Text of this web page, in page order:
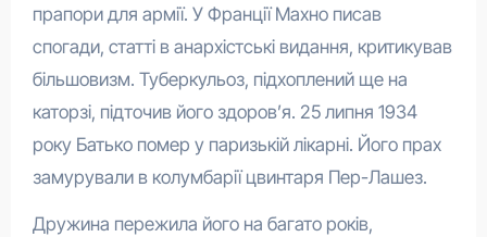
прапори для армії. У Франції Махно писав
спогади, статті в анархістські видання, критикував
більшовизм. Туберкульоз, підхоплений ще на
каторзі, підточив його здоров’я. 25 липня 1934
року Батько помер у паризькій лікарні. Його прах
замурували в колумбарії цвинтаря Пер-Лашез.
Дружина пережила його на багато років,